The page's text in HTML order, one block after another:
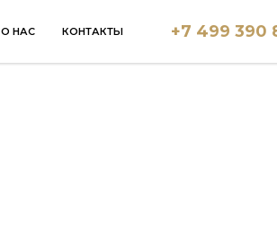
О НАС КОНТАКТЫ +7 499 390